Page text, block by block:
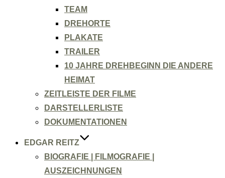
TEAM
DREHORTE
PLAKATE
TRAILER
10 JAHRE DREHBEGINN DIE ANDERE
HEIMAT
ZEITLEISTE DER FILME
DARSTELLERLISTE
DOKUMENTATIONEN
EDGAR REITZ
BIOGRAFIE | FILMOGRAFIE |
AUSZEICHNUNGEN